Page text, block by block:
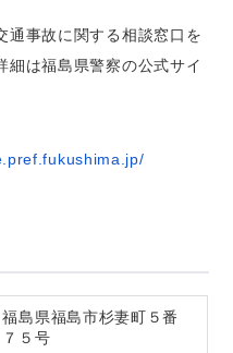
通事故に関する相談窓口を
細は福島県警察の公式サイ
福島県福島市杉妻町５番
７５号